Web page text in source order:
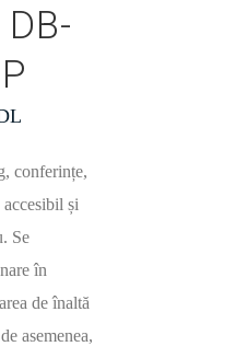
conferințe,
și
Se
în
de înaltă
asemenea,